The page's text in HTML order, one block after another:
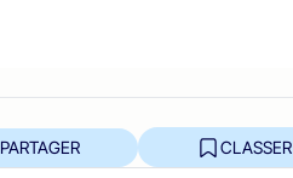
PARTAGER CLASSER